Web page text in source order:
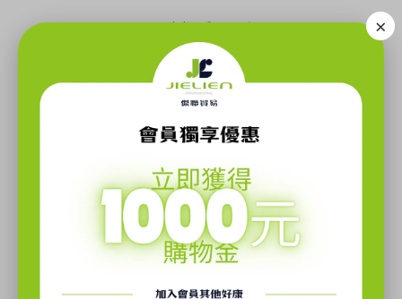
×
JL優質系列產品
Other Series Of Products